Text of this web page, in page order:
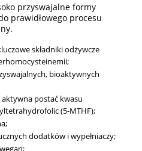
przyswajalne formy
prawidłowego procesu
składniki odżywcze
bioaktywnych
postać kwasu
(5-MTHF);
dodatków i wypełniaczy;